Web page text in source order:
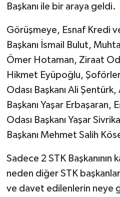
Başkanı ile bir araya geldi.
Görüşmeye, Esnaf Kredi
Başkanı İsmail Bulut,
Ömer Hotaman, Ziraat
Hikmet Eyüpoğlu,
Odası Başkanı Ali Şentürk,
Başkanı Yaşar Erbaşaran,
Odası Başkanı Yaşar
Başkanı Mehmet Salih
Sadece 2 STK Başkanının
neden diğer STK
ve davet edilenlerin neye